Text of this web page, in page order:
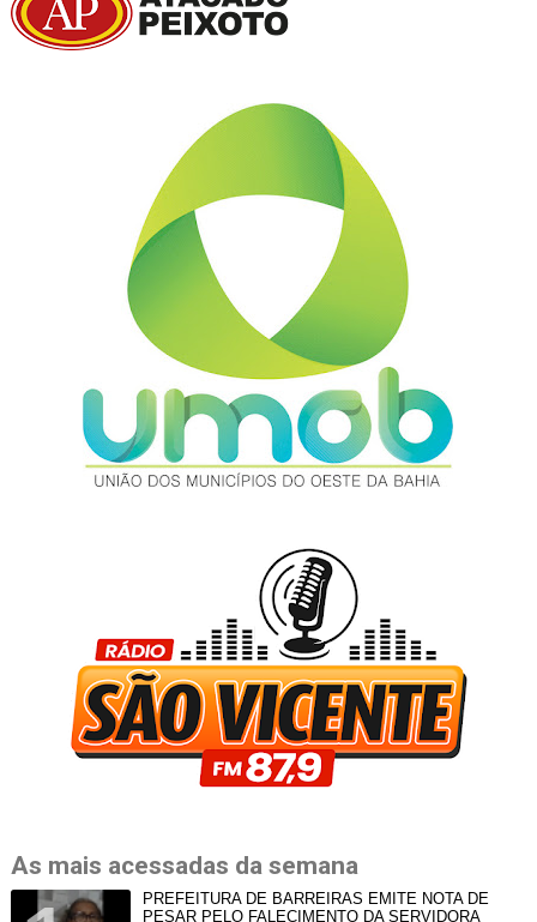
As mais acessadas da semana
PREFEITURA DE BARREIRAS EMITE NOTA DE
PESAR PELO FALECIMENTO DA SERVIDORA